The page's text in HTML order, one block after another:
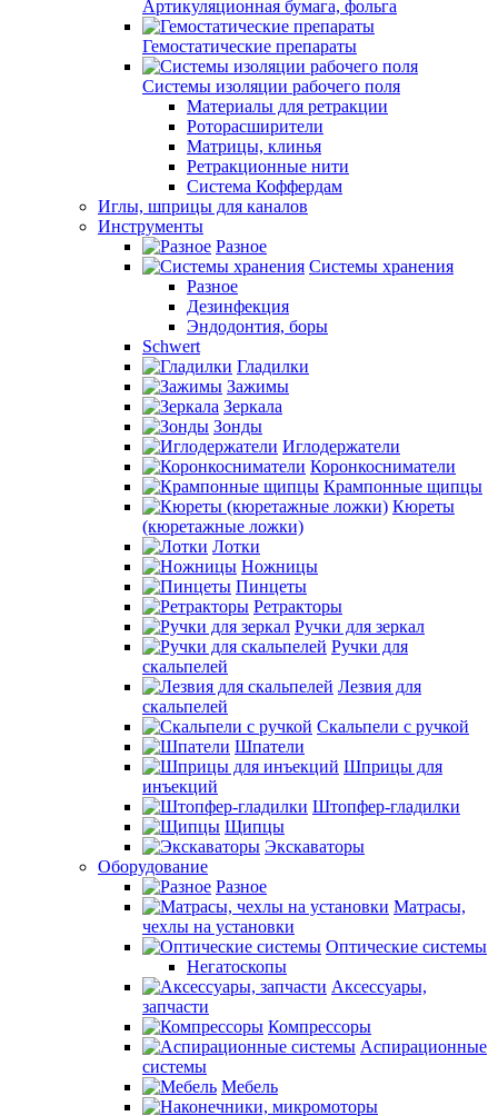
Артикуляционная бумага, фольга
Гемостатические препараты
Системы изоляции рабочего поля
Материалы для ретракции
Роторасширители
Матрицы, клинья
Ретракционные нити
Система Коффердам
Иглы, шприцы для каналов
Инструменты
Разное
Системы хранения
Разное
Дезинфекция
Эндодонтия, боры
Schwert
Гладилки
Зажимы
Зеркала
Зонды
Иглодержатели
Коронкосниматели
Крампонные щипцы
Кюреты
(кюретажные ложки)
Лотки
Ножницы
Пинцеты
Ретракторы
Ручки для зеркал
Ручки для
скальпелей
Лезвия для
скальпелей
Скальпели с ручкой
Шпатели
Шприцы для
инъекций
Штопфер-гладилки
Щипцы
Экскаваторы
Оборудование
Разное
Матрасы,
чехлы на установки
Оптические системы
Негатоскопы
Аксессуары,
запчасти
Компрессоры
Аспирационные
системы
Мебель